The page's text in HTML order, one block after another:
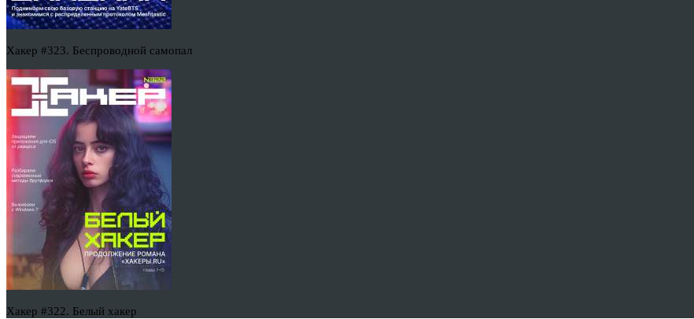
Хакер #323. Беспроводной самопал
Хакер #322. Белый хакер